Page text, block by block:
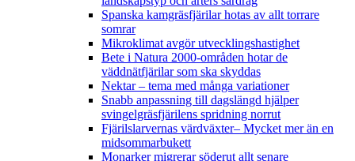
Spanska kamgräsfjärilar hotas av allt torrare
somrar
Mikroklimat avgör utvecklingshastighet
Bete i Natura 2000-områden hotar de
väddnätfjärilar som ska skyddas
Nektar – tema med många variationer
Snabb anpassning till dagslängd hjälper
svingelgräsfjärilens spridning norrut
Fjärilslarvernas värdväxter– Mycket mer än en
midsommarbukett
Monarker migrerar söderut allt senare